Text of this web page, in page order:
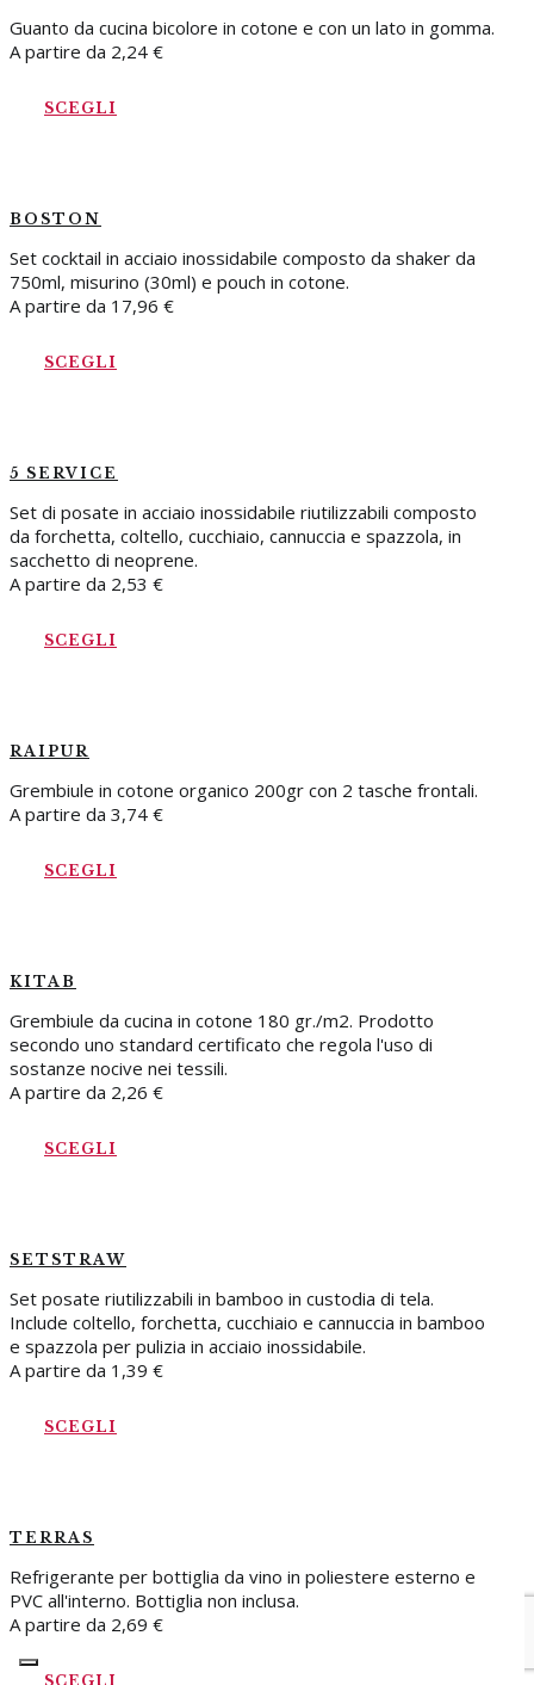
Guanto da cucina bicolore in cotone e con un lato in gomma.
A partire da 2,24 €
SCEGLI
BOSTON
Set cocktail in acciaio inossidabile composto da shaker da
750ml, misurino (30ml) e pouch in cotone.
A partire da 17,96 €
SCEGLI
5 SERVICE
Set di posate in acciaio inossidabile riutilizzabili composto
da forchetta, coltello, cucchiaio, cannuccia e spazzola, in
sacchetto di neoprene.
A partire da 2,53 €
SCEGLI
RAIPUR
Grembiule in cotone organico 200gr con 2 tasche frontali.
A partire da 3,74 €
SCEGLI
KITAB
Grembiule da cucina in cotone 180 gr./m2. Prodotto
secondo uno standard certificato che regola l'uso di
sostanze nocive nei tessili.
A partire da 2,26 €
SCEGLI
SETSTRAW
Set posate riutilizzabili in bamboo in custodia di tela.
Include coltello, forchetta, cucchiaio e cannuccia in bamboo
e spazzola per pulizia in acciaio inossidabile.
A partire da 1,39 €
SCEGLI
TERRAS
Refrigerante per bottiglia da vino in poliestere esterno e
PVC all'interno. Bottiglia non inclusa.
A partire da 2,69 €
SCEGLI